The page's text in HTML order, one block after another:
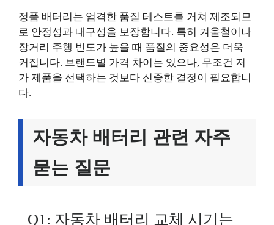
정품 배터리는 엄격한 품질 테스트를 거쳐 제조되므
로 안정성과 내구성을 보장합니다. 특히 겨울철이나
장거리 주행 빈도가 높을 때 품질의 중요성은 더욱
커집니다. 브랜드별 가격 차이는 있으나, 무조건 저
가 제품을 선택하는 것보다 신중한 결정이 필요합니
다.
자동차 배터리 관련 자주
묻는 질문
Q1: 자동차 배터리 교체 시기는